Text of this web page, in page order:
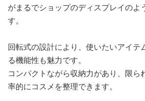
がまるでショップのディスプレイのよ
す。
回転式の設計により、使いたいアイテ
る機能性も魅力です。
コンパクトながら収納力があり、限ら
率的にコスメを整理できます。